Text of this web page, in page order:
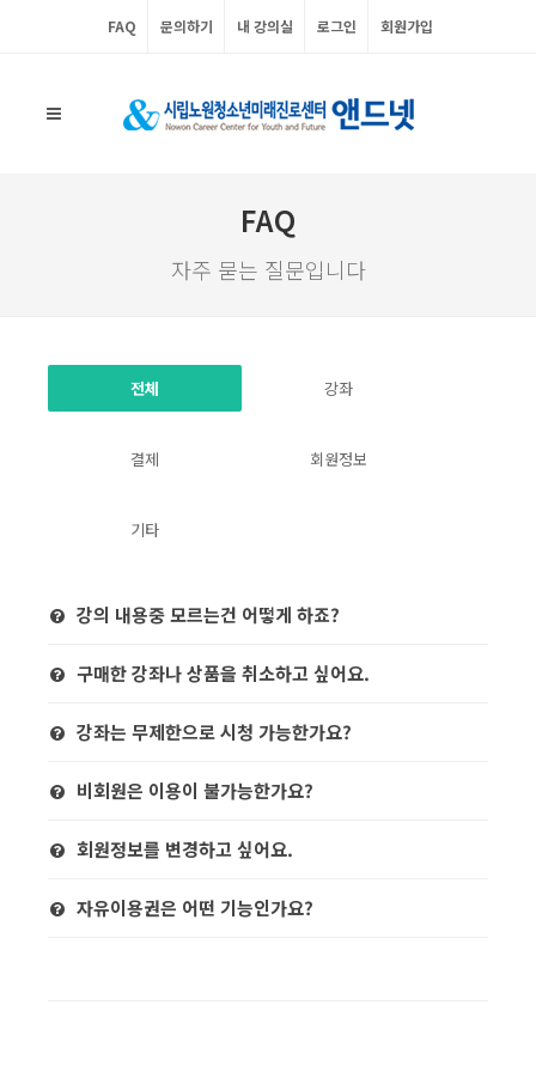
FAQ 문의하기 내 강의실 로그인 회원가입
FAQ
자주 묻는 질문입니다
전체 강좌
결제 회원정보
기타
강의 내용중 모르는건 어떻게 하죠?
구매한 강좌나 상품을 취소하고 싶어요.
강좌는 무제한으로 시청 가능한가요?
비회원은 이용이 불가능한가요?
회원정보를 변경하고 싶어요.
자유이용권은 어떤 기능인가요?